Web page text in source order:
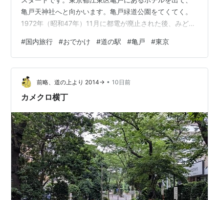
亀戸天神社へと向かいます。亀戸緑道公園をてくてく。
1972年（昭和47年）11月に都電が廃止された後、みどり
葉道路）に出ます。水神森の交差点を渡って、てくて
く。JR亀戸駅 東口をパシャパシャ。北口へと、てくて
く。JR亀戸駅 北口に到着。あそこかな？4番のりばへ運
行系統図をジロジロ。合ってるわ。7時29分 キタキタ～
上26系統の都営バスに乗ります。明治通りをBoom！左
#国内旅行 #おでかけ #道の駅 #亀戸 #東京
前略、道の上より 2014→ • 10日前
カメクロ横丁